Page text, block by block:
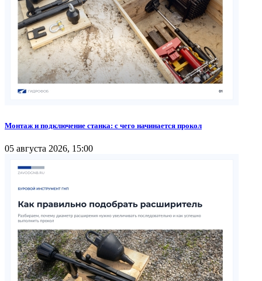
Монтаж и подключение станка: с чего начинается прокол
05 августа 2026, 15:00